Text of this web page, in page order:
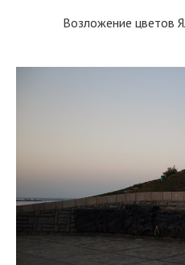
Возложение цветов